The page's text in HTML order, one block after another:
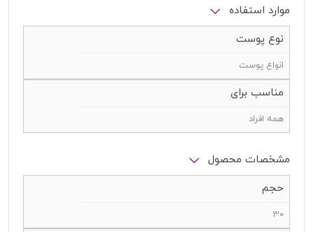
موارد استفاده
نوع پوست
انواع پوست
مناسب برای
همه افراد
مشخصات محصول
حجم
30